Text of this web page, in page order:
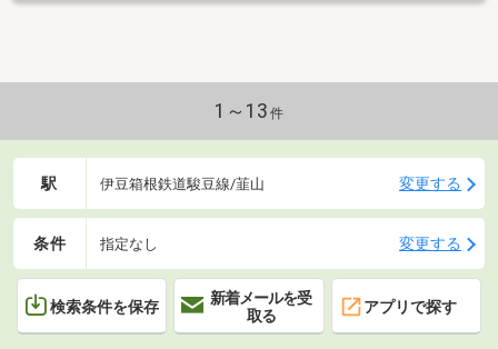
1～13 件
駅 伊豆箱根鉄道駿豆線/韮山 変更する
条件 指定なし 変更する
検索条件を保存
新着メールを受
取る
アプリで探す